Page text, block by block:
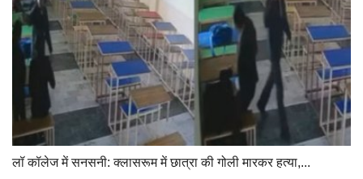
लॉ कॉलेज में सनसनी: क्लासरूम में छात्रा की गोली मारकर हत्या,...